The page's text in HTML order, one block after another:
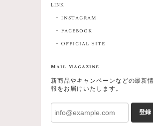
LINK
Instagram
Facebook
Official Site
Mail Magazine
新商品やキャンペーンなどの最新情
報をお届けいたします。
登録